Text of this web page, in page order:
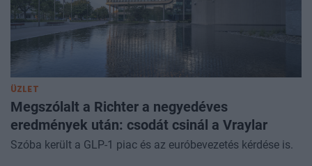
ÜZLET
Megszólalt a Richter a negyedéves
eredmények után: csodát csinál a Vraylar
Szóba került a GLP-1 piac és az euróbevezetés kérdése is.